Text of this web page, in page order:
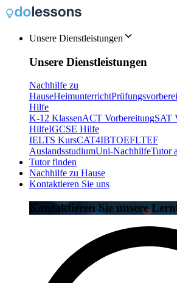
Unsere Dienstleistungen
Unsere Dienstleistungen
Nachhilfe zu
HauseHeimunterricht
Hilfe
K-12 KlassenACT VorbereitungSAT
HilfeIGCSE Hilfe
IELTS KursCAT4IBTOEFLTEF
AuslandsstudiumUni-NachhilfeTutor
Tutor finden
Nachhilfe zu Hause
Kontaktieren Sie uns
Kontaktieren Sie unsere